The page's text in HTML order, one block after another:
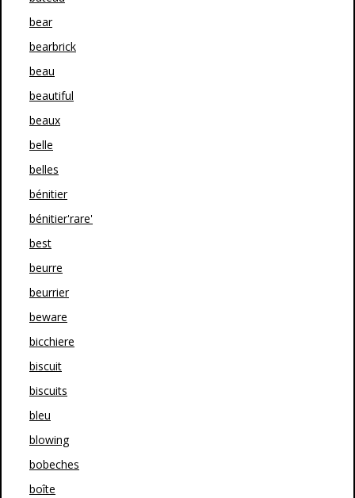
bear
bearbrick
beau
beautiful
beaux
belle
belles
bénitier
bénitier'rare'
best
beurre
beurrier
beware
bicchiere
biscuit
biscuits
bleu
blowing
bobeches
boîte